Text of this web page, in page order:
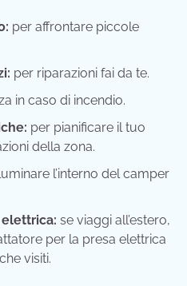
per affrontare piccole
per riparazioni fai da te.
in caso di incendio.
per pianificare il tuo
della zona.
l’interno del camper
se viaggi all’estero,
per la presa elettrica
visiti.